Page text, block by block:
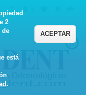
2
de
está
.
ACEPTAR